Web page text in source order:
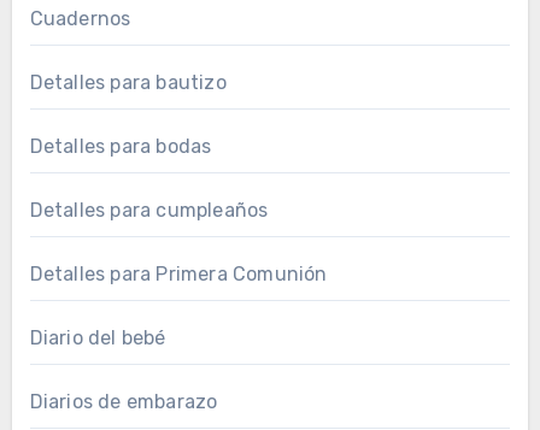
Cuadernos
Detalles para bautizo
Detalles para bodas
Detalles para cumpleaños
Detalles para Primera Comunión
Diario del bebé
Diarios de embarazo